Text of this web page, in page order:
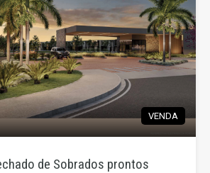
VENDA
de Sobrados prontos